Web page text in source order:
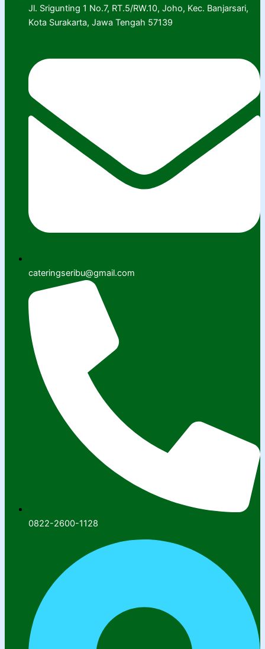
Jl. Srigunting 1 No.7, RT.5/RW.10, Joho, Kec. Banjarsari,
Kota Surakarta, Jawa Tengah 57139
cateringseribu@gmail.com
0822-2600-1128